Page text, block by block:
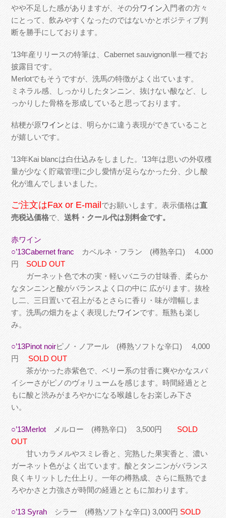
やや不足した感がありますが、その分ワイン入門者の方々
にとって、飲みやすくなったのではないかとポジティブ判
断を勝手にしております。
’13年産リリースの特筆は、Cabernet sauvignon単一種でお
披露目です。
Merlotでもそうですが、洗馬の特徴がよく出ています。
ミネラル感、しっかりしたタンニン、抜けない酸など、し
っかりした骨格を形成していると思っております。
桔梗が原ワインとは、明らかに違う表現ができていること
が嬉しいです。
’13年Kai blancは白仕込みをしました。’13年は思いの外収穫
量が少なく貯蔵管理に少し愛情が足らなかった分、少し酸
化が進んでしまいました。
ご注文はFax or E-mail でお願いします。表示価格は直
売税込価格で、送料・クール代は別料金です。
赤ワイン
○’13Cabernet franc カベルネ・フラン (樽熟辛口) 4.000
円SOLD OUT
ガーネット色で木の実・軽いバニラの甘味香、柔らか
なタンニンと酸がバランスよく口の中に 広がります。抜栓
し二、三日置いて召上がるとさらに香り・味が増幅しま
す。洗馬の畑力をよく表現した ワインです。瓶熟も楽し
み。
○’13Pinot noirピノ・ノアール (樽熟ソフトな辛口) 4,000
円 SOLD OUT
茶がかった赤紫色で、ベリー系の甘香に爽やかなスパ
イシーさがピノのヴォリュームを感じます。時間経過とと
もに酸と渋みがまろやかになる喉越しをお楽しみ下さ
い。
○’13Merlot メルロー (樽熟辛口) 3,500円 SOLD
OUT
甘いカラメルやスミレ香と、完熟した果実香と、濃い
ガーネット色がよく出ています。酸とタンニンがバランス
良くキリットした仕上り。一年の樽熟成、さらに瓶熟でま
ろやかさと力強さが時間の経過とともに加わります。
○’13 Syrah シラー (樽熟ソフトな辛口) 3,000円SOLD